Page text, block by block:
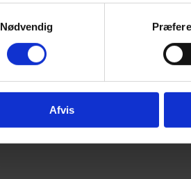
Nødvendig
Afvis